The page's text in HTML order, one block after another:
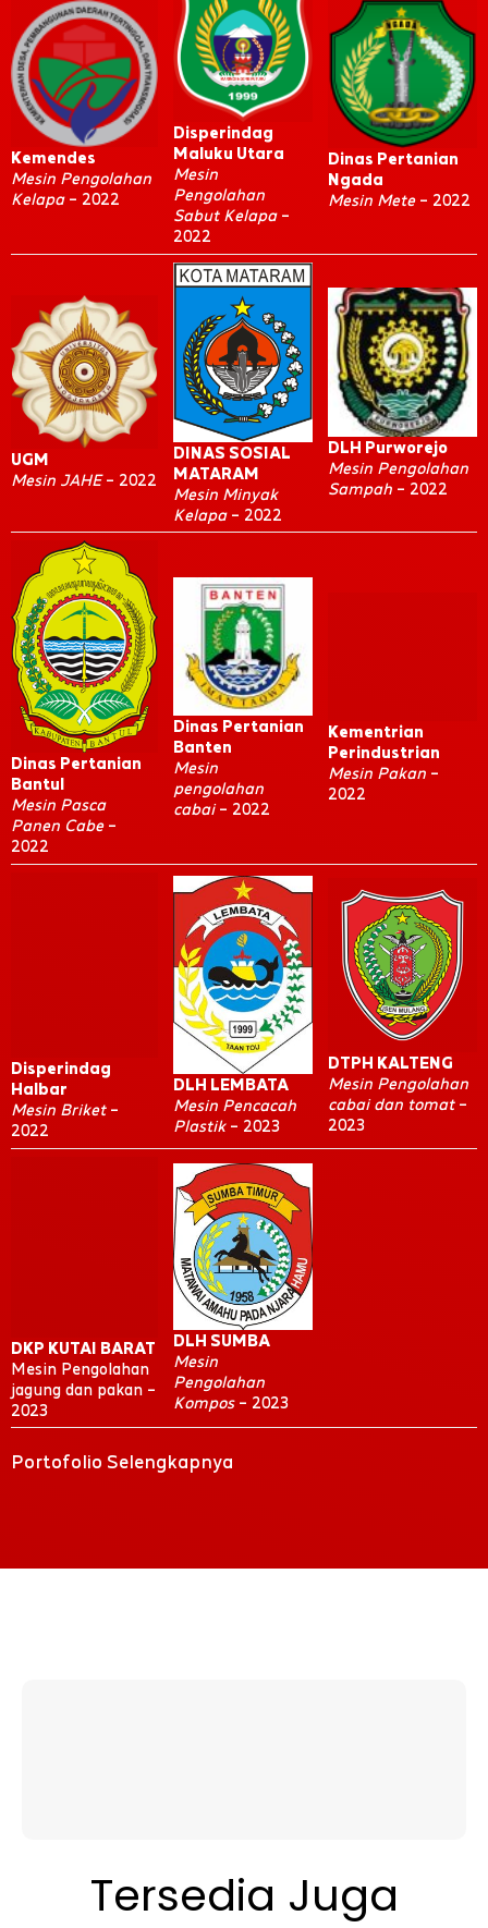
Kemendes
Mesin Pengolahan
Kelapa – 2022
Disperindag
Maluku Utara
Mesin
Pengolahan
Sabut Kelapa –
2022
Dinas Pertanian
Ngada
Mesin Mete – 2022
UGM
Mesin JAHE– 2022
DINAS SOSIAL
MATARAM
Mesin Minyak
Kelapa – 2022
DLH Purworejo
Mesin Pengolahan
Sampah – 2022
Dinas Pertanian
Bantul
Mesin Pasca
Panen Cabe –
2022
Dinas Pertanian
Banten
Mesin
pengolahan
cabai– 2022
Kementrian
Perindustrian
Mesin Pakan –
2022
Disperindag
Halbar
Mesin Briket –
2022
DLH LEMBATA
Mesin Pencacah
Plastik – 2023
DTPH KALTENG
Mesin Pengolahan
cabai dan tomat –
2023
DKP KUTAI BARAT
Mesin Pengolahan
jagung dan pakan –
2023
DLH SUMBA
Mesin
Pengolahan
Kompos – 2023
Portofolio Selengkapnya
Tersedia Juga